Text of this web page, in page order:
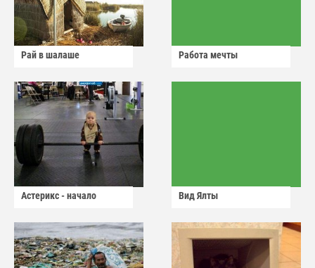
Рай в шалаше Работа мечты
Астерикс - начало Вид Ялты